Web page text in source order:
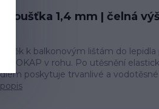
tloušťka 1,4 mm | čelná
k balkonovým lištám do lepidla
OKAP v rohu. Po utěsnění
poskytuje trvanlivé a vodotěsné